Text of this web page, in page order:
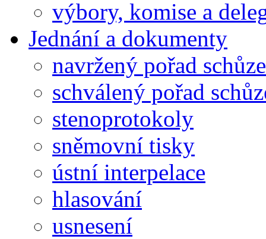
výbory, komise a
Jednání a dokumenty
navržený pořad schůze
schválený pořad
stenoprotokoly
sněmovní tisky
ústní interpelace
hlasování
usnesení